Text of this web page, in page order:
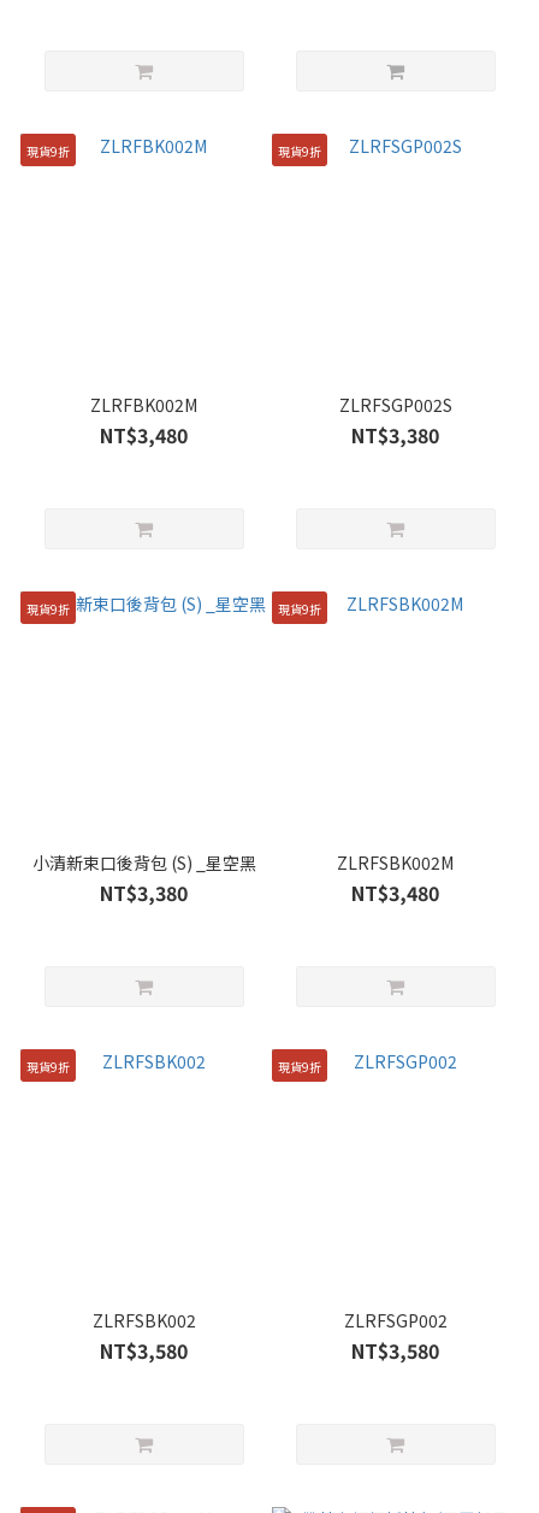
現貨9折
ZLRFBK002M
NT$3,480
現貨9折
ZLRFSGP002S
NT$3,380
現貨9折
小清新束口後背包 (S) _星空黑
NT$3,380
現貨9折
ZLRFSBK002M
NT$3,480
現貨9折
ZLRFSBK002
NT$3,580
現貨9折
ZLRFSGP002
NT$3,580